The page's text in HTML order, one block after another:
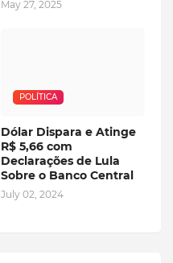
May 27, 2025
POLÍTICA
Dólar Dispara e Atinge
R$ 5,66 com
Declarações de Lula
Sobre o Banco Central
July 02, 2024